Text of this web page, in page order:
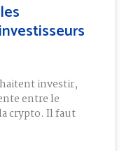
investir,
entre le
crypto. Il faut